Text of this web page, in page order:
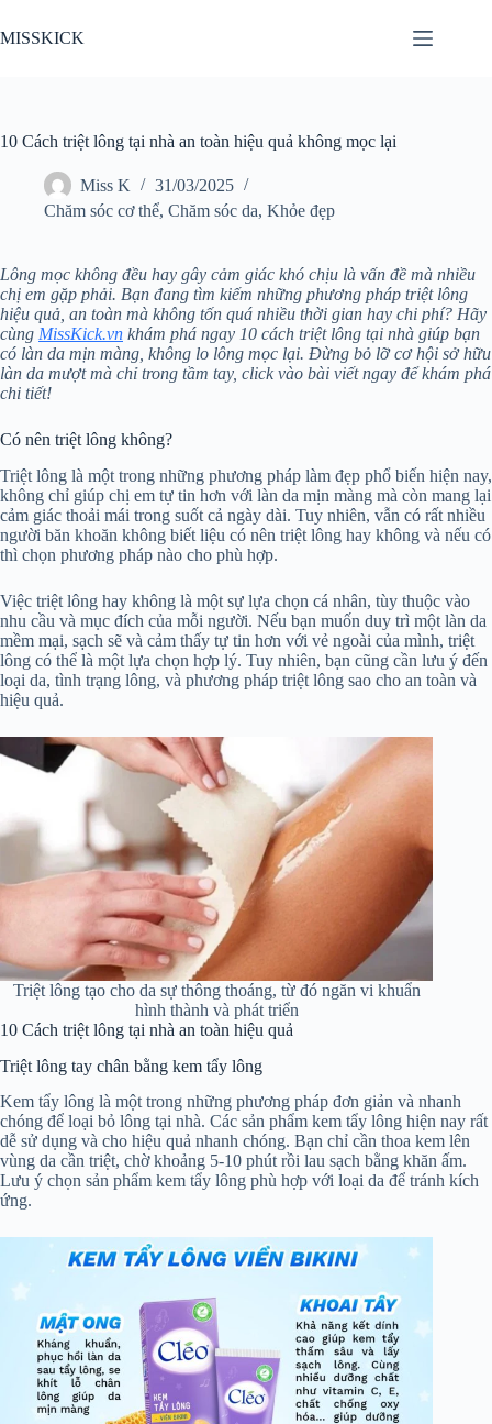
đến
phần
MISSKICK
10 Cách triệt lông tại nhà an toàn hiệu quả không mọc lại
Miss K
31/03/2025
Chăm sóc cơ thể, Chăm sóc da, Khỏe đẹp
Lông mọc không đều hay gây cảm giác khó chịu là vấn đề mà nhiều
chị em gặp phải. Bạn đang tìm kiếm những phương pháp triệt lông
hiệu quả, an toàn mà không tốn quá nhiều thời gian hay chi phí? Hãy
cùng MissKick.vn khám phá ngay 10 cách triệt lông tại nhà giúp bạn
có làn da mịn màng, không lo lông mọc lại. Đừng bỏ lỡ cơ hội sở hữu
làn da mượt mà chỉ trong tầm tay, click vào bài viết ngay để khám phá
chi tiết!
Có nên triệt lông không?
Triệt lông là một trong những phương pháp làm đẹp phổ biến hiện nay,
không chỉ giúp chị em tự tin hơn với làn da mịn màng mà còn mang lại
cảm giác thoải mái trong suốt cả ngày dài. Tuy nhiên, vẫn có rất nhiều
người băn khoăn không biết liệu có nên triệt lông hay không và nếu có
thì chọn phương pháp nào cho phù hợp.
Việc triệt lông hay không là một sự lựa chọn cá nhân, tùy thuộc vào
nhu cầu và mục đích của mỗi người. Nếu bạn muốn duy trì một làn da
mềm mại, sạch sẽ và cảm thấy tự tin hơn với vẻ ngoài của mình, triệt
lông có thể là một lựa chọn hợp lý. Tuy nhiên, bạn cũng cần lưu ý đến
loại da, tình trạng lông, và phương pháp triệt lông sao cho an toàn và
hiệu quả.
Triệt lông tạo cho da sự thông thoáng, từ đó ngăn vi khuẩn
hình thành và phát triển
10 Cách triệt lông tại nhà an toàn hiệu quả
Triệt lông tay chân bằng kem tẩy lông
Kem tẩy lông là một trong những phương pháp đơn giản và nhanh
chóng để loại bỏ lông tại nhà. Các sản phẩm kem tẩy lông hiện nay rất
dễ sử dụng và cho hiệu quả nhanh chóng. Bạn chỉ cần thoa kem lên
vùng da cần triệt, chờ khoảng 5-10 phút rồi lau sạch bằng khăn ấm.
Lưu ý chọn sản phẩm kem tẩy lông phù hợp với loại da để tránh kích
ứng.